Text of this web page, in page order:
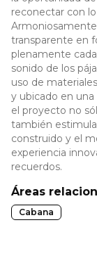
reconectar con
Armoniosamente
transparente en
plenamente
sonido de los
uso de
y ubicado en
el proyecto no
también
construido y el
experiencia
recuerdos.
Áreas
Cabana